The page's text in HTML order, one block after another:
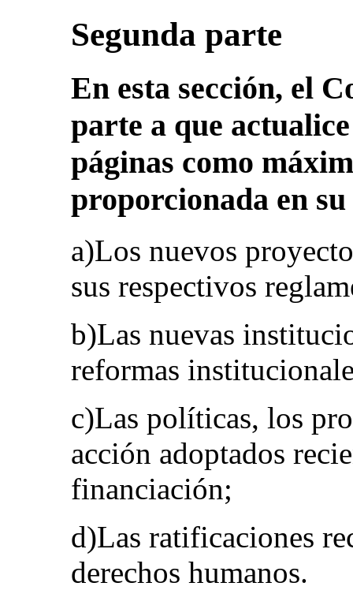
Segunda parte
En esta sección, el
parte a que
páginas como
proporcionada en
a)Los nuevos
sus respectivos
b)Las nuevas
reformas
c)Las políticas, los
acción adoptados
financiación;
d)Las ratificaciones
derechos humanos.